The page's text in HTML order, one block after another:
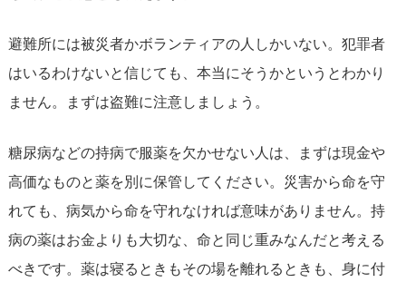
避難所には被災者かボランティアの人しかいない。犯罪者
はいるわけないと信じても、本当にそうかというとわかり
ません。まずは盗難に注意しましょう。
糖尿病などの持病で服薬を欠かせない人は、まずは現金や
高価なものと薬を別に保管してください。災害から命を守
れても、病気から命を守れなければ意味がありません。持
病の薬はお金よりも大切な、命と同じ重みなんだと考える
べきです。薬は寝るときもその場を離れるときも、身に付